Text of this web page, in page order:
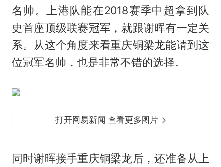
名帅。上港队能在2018赛季中超拿到队
史首座顶级联赛冠军，就跟谢晖有一定关
系。从这个角度来看重庆铜梁龙能请到这
位冠军名帅，也是非常不错的选择。
打开网易新闻 查看更多图片
同时谢晖接手重庆铜梁龙后，还准备从上